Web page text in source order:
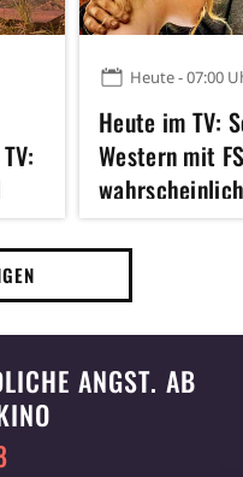
Heute - 07:00
Heute im TV:
Western mit
gesehen
ANGST. AB